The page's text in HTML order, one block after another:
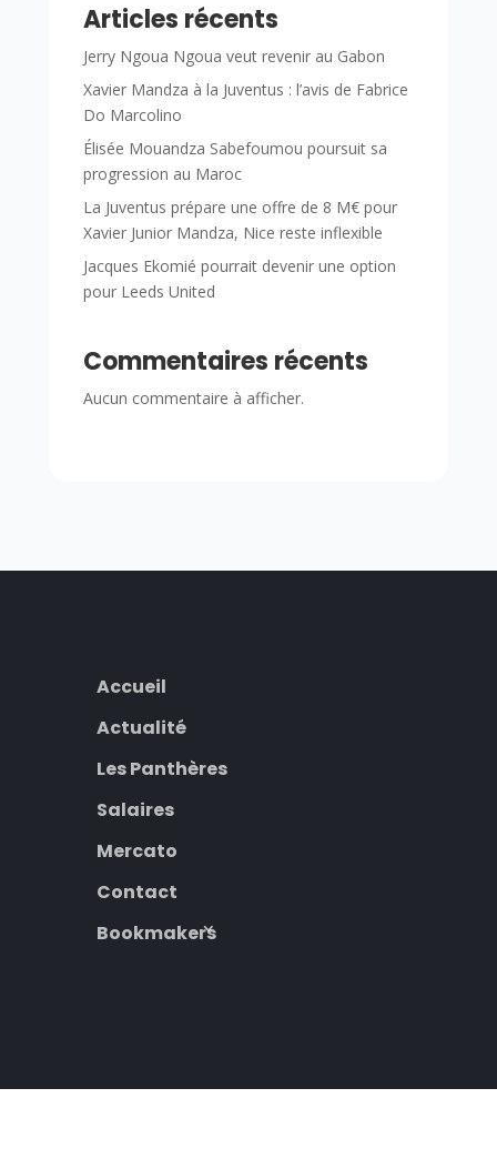
Articles récents
Jerry Ngoua Ngoua veut revenir au Gabon
Xavier Mandza à la Juventus : l’avis de Fabrice
Do Marcolino
Élisée Mouandza Sabefoumou poursuit sa
progression au Maroc
La Juventus prépare une offre de 8 M€ pour
Xavier Junior Mandza, Nice reste inflexible
Jacques Ekomié pourrait devenir une option
pour Leeds United
Commentaires récents
Aucun commentaire à afficher.
Accueil
Actualité
Les Panthères
Salaires
Mercato
Contact
Bookmakers